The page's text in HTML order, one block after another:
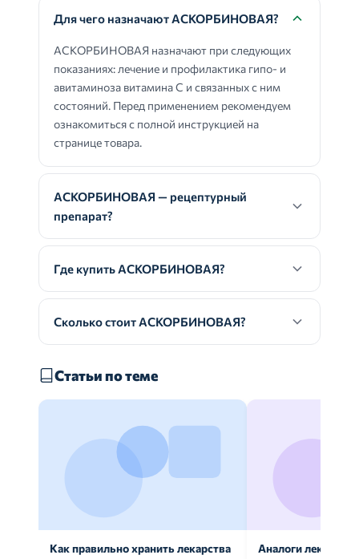
Для чего назначают АСКОРБИНОВАЯ?
АСКОРБИНОВАЯ назначают при следующих
показаниях: лечение и профилактика гипо- и
авитаминоза витамина С и связанных с ним
состояний. Перед применением рекомендуем
ознакомиться с полной инструкцией на
странице товара.
АСКОРБИНОВАЯ — рецептурный
препарат?
Где купить АСКОРБИНОВАЯ?
Сколько стоит АСКОРБИНОВАЯ?
Статьи по теме
Как правильно хранить лекарства
Аналоги